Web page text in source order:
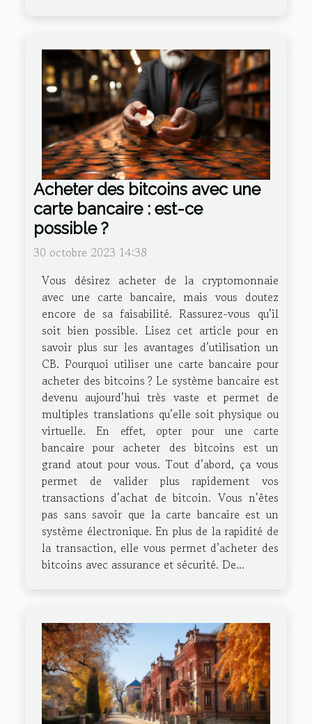
Acheter des bitcoins avec une
carte bancaire : est-ce
possible ?
30 octobre 2023 14:38
Vous désirez acheter de la cryptomonnaie
avec une carte bancaire, mais vous doutez
encore de sa faisabilité. Rassurez-vous qu’il
soit bien possible. Lisez cet article pour en
savoir plus sur les avantages d’utilisation un
CB. Pourquoi utiliser une carte bancaire pour
acheter des bitcoins ? Le système bancaire est
devenu aujourd’hui très vaste et permet de
multiples translations qu’elle soit physique ou
virtuelle. En effet, opter pour une carte
bancaire pour acheter des bitcoins est un
grand atout pour vous. Tout d’abord, ça vous
permet de valider plus rapidement vos
transactions d’achat de bitcoin. Vous n’êtes
pas sans savoir que la carte bancaire est un
système électronique. En plus de la rapidité de
la transaction, elle vous permet d’acheter des
bitcoins avec assurance et sécurité. De...